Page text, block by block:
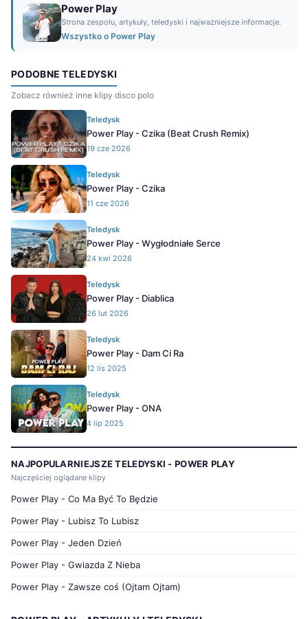
Power Play
Strona zespołu, artykuły, teledyski i najważniejsze informacje.
Wszystko o Power Play
PODOBNE TELEDYSKI
Zobacz również inne klipy disco polo
Teledysk
Power Play - Czika (Beat Crush Remix)
19 cze 2026
Teledysk
Power Play - Czika
11 cze 2026
Teledysk
Power Play - Wygłodniałe Serce
24 kwi 2026
Teledysk
Power Play - Diablica
26 lut 2026
Teledysk
Power Play - Dam Ci Ra
12 lis 2025
Teledysk
Power Play - ONA
4 lip 2025
NAJPOPULARNIEJSZE TELEDYSKI - POWER PLAY
Najczęściej oglądane klipy
Power Play - Co Ma Być To Będzie
Power Play - Lubisz To Lubisz
Power Play - Jeden Dzień
Power Play - Gwiazda Z Nieba
Power Play - Zawsze coś (Ojtam Ojtam)